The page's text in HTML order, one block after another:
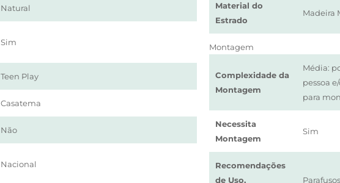
Natural
Sim
Teen Play
Casatema
Não
Nacional
Material do
Estrado
Madeira
Montagem
Complexidade da
Montagem
Média:
pessoa
para
Necessita
Montagem
Sim
Recomendações
de Uso,